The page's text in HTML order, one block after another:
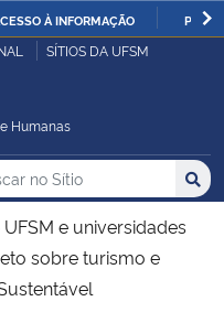
À INFORMAÇÃO
SÍTIOS DA UFSM
Humanas
no no Sítio
UFSM e universidades
sobre turismo e